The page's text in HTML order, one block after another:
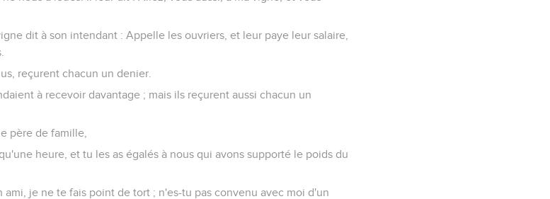
dit à son intendant : Appelle les ouvriers, et leur paye leur salaire,
reçurent chacun un denier.
à recevoir davantage ; mais ils reçurent aussi chacun un
père de famille,
heure, et tu les as égalés à nous qui avons supporté le poids du
je ne te fais point de tort ; n'es-tu pas convenu avec moi d'un